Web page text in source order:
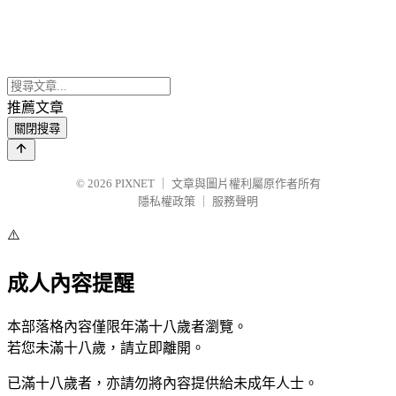
推薦文章
關閉搜尋
© 2026 PIXNET
文章與圖片權利屬原作者所有
隱私權政策
服務聲明
⚠️
成人內容提醒
本部落格內容僅限年滿十八歲者瀏覽。
若您未滿十八歲，請立即離開。
已滿十八歲者，亦請勿將內容提供給未成年人士。